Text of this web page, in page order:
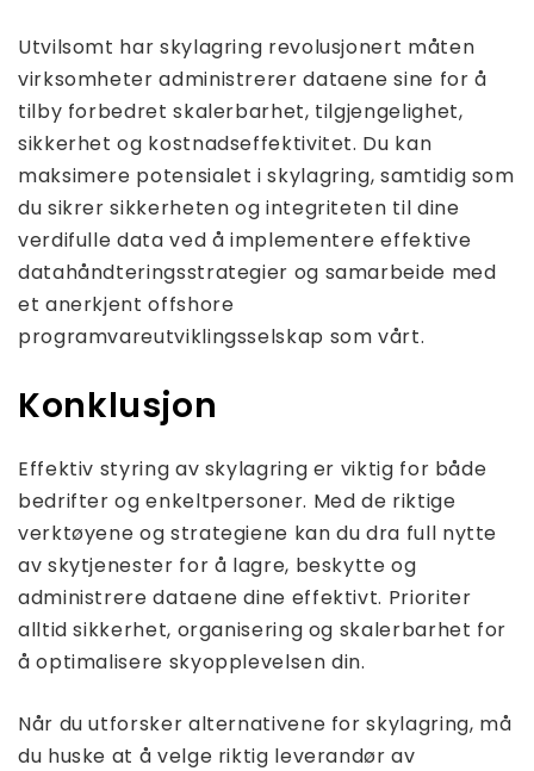
Utvilsomt har skylagring revolusjonert måten
virksomheter administrerer dataene sine for å
tilby forbedret skalerbarhet, tilgjengelighet,
sikkerhet og kostnadseffektivitet. Du kan
maksimere potensialet i skylagring, samtidig som
du sikrer sikkerheten og integriteten til dine
verdifulle data ved å implementere effektive
datahåndteringsstrategier og samarbeide med
et anerkjent offshore
programvareutviklingsselskap som vårt.
Konklusjon
Effektiv styring av skylagring er viktig for både
bedrifter og enkeltpersoner. Med de riktige
verktøyene og strategiene kan du dra full nytte
av skytjenester for å lagre, beskytte og
administrere dataene dine effektivt. Prioriter
alltid sikkerhet, organisering og skalerbarhet for
å optimalisere skyopplevelsen din.
Når du utforsker alternativene for skylagring, må
du huske at å velge riktig leverandør av